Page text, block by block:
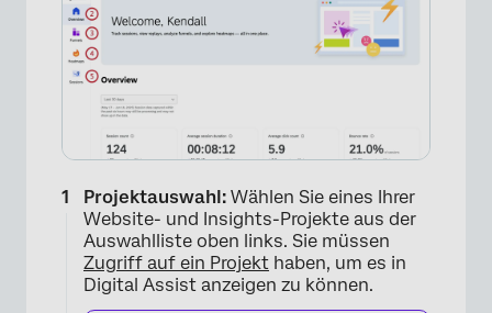
×
Projektauswahl: Wählen Sie eines Ihrer
Website- und Insights-Projekte aus der
Auswahlliste oben links. Sie müssen
Zugriff auf ein Projekt haben, um es in
Digital Assist anzeigen zu können.